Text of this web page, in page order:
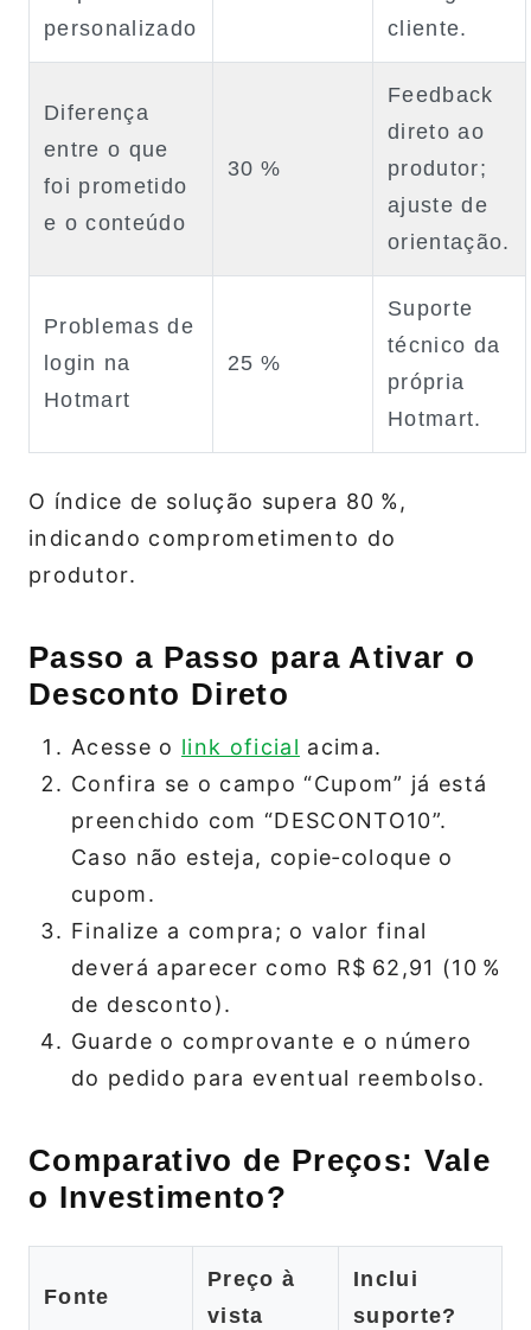
personalizado
cliente.
Diferença
entre o que
foi prometido
e o conteúdo
30 %
Feedback
direto ao
produtor;
ajuste de
orientação.
Problemas de
login na
Hotmart
25 %
Suporte
técnico da
própria
Hotmart.
O índice de solução supera 80 %,
indicando comprometimento do
produtor.
Passo a Passo para Ativar o
Desconto Direto
Acesse o link oficial acima.
Confira se o campo “Cupom” já está
preenchido com “DESCONTO10”.
Caso não esteja, copie‑coloque o
cupom.
Finalize a compra; o valor final
deverá aparecer como R$ 62,91 (10 %
de desconto).
Guarde o comprovante e o número
do pedido para eventual reembolso.
Comparativo de Preços: Vale
o Investimento?
Fonte
Preço à
vista
Inclui
suporte?